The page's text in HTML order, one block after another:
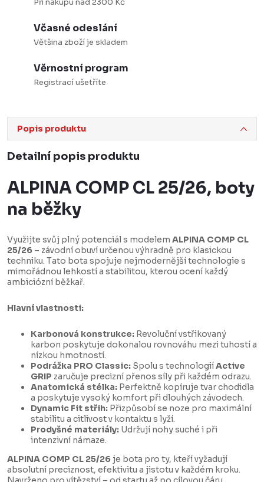
Při nákupu nad 2300 Kč
Včasné odeslání
Většina zboží je skladem
Věrnostní program
Registrací ušetříte
Popis produktu
Detailní popis produktu
ALPINA COMP CL 25/26, boty
na běžky
Využijte svůj plný potenciál s modelem ALPINA COMP CL
25/26 – závodní obuví určenou výhradně pro klasickou
techniku. Tato bota spojuje nejmodernější technologie s
mimořádnou lehkostí a stabilitou, kterou ocení každý
ambiciózní běžkař.
Hlavní vlastnosti:
Karbonová konstrukce: Revoluční vstřikovaný
karbon poskytuje dokonalou rovnováhu mezi tuhostí a
nízkou hmotností.
Podrážka PRO Classic: Spolu s technologiíActive
GRIP zaručuje precizní přenos síly při každém odrazu.
Anatomická stélka: Perfektně kopíruje tvar chodidla
a poskytuje vysoký komfort při dlouhých závodech.
Dynamic Fit střih: Přizpůsobí se noze pro maximální
stabilitu a citlivost v kontaktu s lyží.
Prodyšné materiály: Udržují nohy suché i při
intenzivní námaze.
ALPINA COMP CL 25/26 je bota pro ty, kteří vyžadují
absolutní preciznost, efektivitu a jistotu v každém kroku.